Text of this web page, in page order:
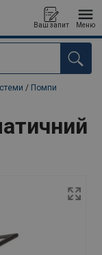
Ваш запит Меню
/ Помпи